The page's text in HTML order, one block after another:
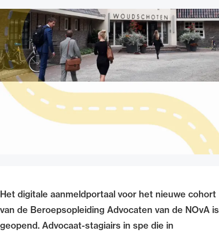
Het digitale aanmeldportaal voor het nieuwe cohort
van de Beroepsopleiding Advocaten van de NOvA is
geopend. Advocaat-stagiairs in spe die in
Uitgelicht
advocatuur (Roda).